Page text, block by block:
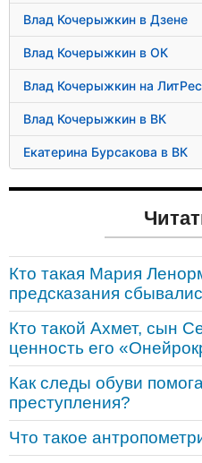
Влад Кочерыжкин в Дзене
Влад Кочерыжкин в ОК
Влад Кочерыжкин на ЛитРес
Влад Кочерыжкин в ВК
Екатерина Бурсакова в ВК
Кто такая Мария
предсказания
Кто такой Ахмет, сын
ценность его
Как следы обуви
преступления?
Что такое